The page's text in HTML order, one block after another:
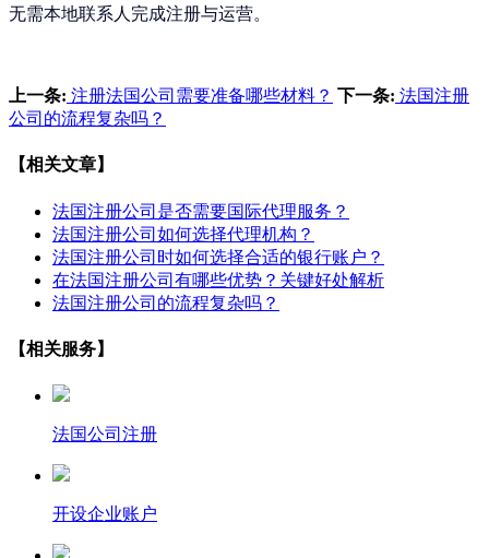
无需本地联系人完成注册与运营。
上一条: 注册法国公司需要准备哪些材料？ 下一条: 法国注册
公司的流程复杂吗？
【相关文章】
法国注册公司是否需要国际代理服务？
法国注册公司如何选择代理机构？
法国注册公司时如何选择合适的银行账户？
在法国注册公司有哪些优势？关键好处解析
法国注册公司的流程复杂吗？
【相关服务】
法国公司注册
开设企业账户